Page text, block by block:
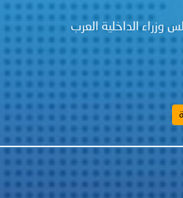
الداخلية العرب